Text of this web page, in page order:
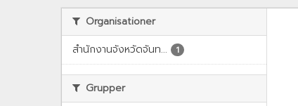
Organisationer
สำนักงานจังหวัดจันท...
1
Grupper